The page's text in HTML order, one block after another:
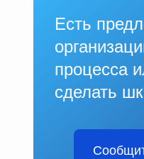
Есть
процесса
сделать